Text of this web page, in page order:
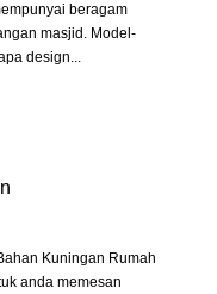
beragam
masjid. Model-
design...
Kuningan Rumah
anda memesan